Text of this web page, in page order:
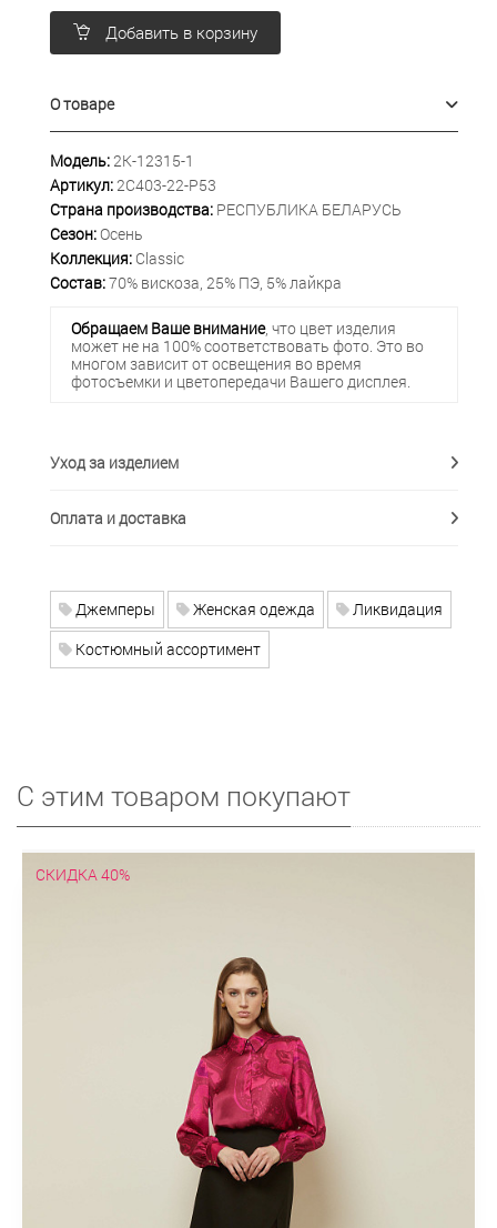
Добавить в корзину
О товаре
Модель:2К-12315-1
Артикул:2С403-22-Р53
Страна производства: РЕСПУБЛИКА БЕЛАРУСЬ
Сезон:Осень
Коллекция: Classic
Состав:70% вискоза, 25% ПЭ, 5% лайкра
Обращаем Ваше внимание, что цвет изделия
может не на 100% соответствовать фото. Это во
многом зависит от освещения во время
фотосъемки и цветопередачи Вашего дисплея.
Уход за изделием
Оплата и доставка
Джемперы Женская одежда
Ликвидация
Костюмный ассортимент
С этим товаром покупают
СКИДКА 40%